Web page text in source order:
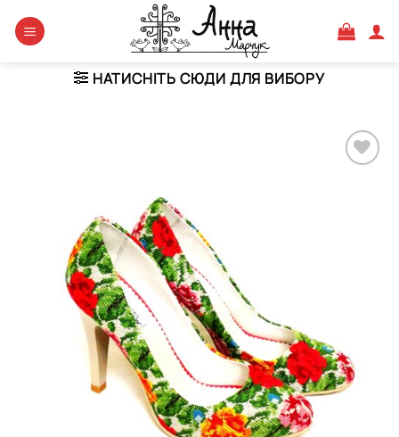
НАТИСНІТЬ СЮДИ ДЛЯ ВИБОРУ